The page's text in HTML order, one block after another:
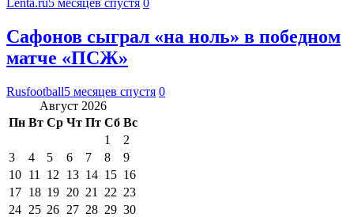
Lenta.ru5 месяцев спустя 0
Сафонов сыграл «на ноль» в победном
матче «ПСЖ»
Rusfootball5 месяцев спустя 0
Август 2026
Пн Вт Ср Чт Пт Сб Вс
1
2
3
4 5 6 7 8
9
10 11 12 13 14 15 16
17 18 19 20 21 22 23
24 25 26 27 28 29 30